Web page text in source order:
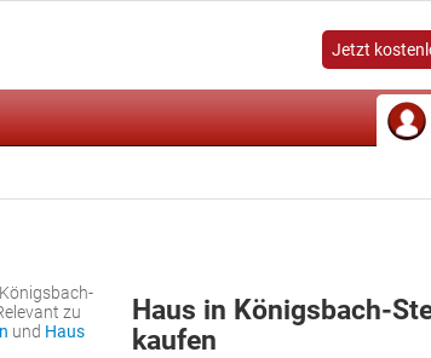
Jetzt
zu
und Haus
Haus in Königsbach-
kaufen